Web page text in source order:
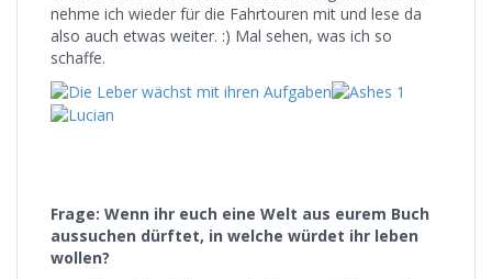
nehme ich wieder für die Fahrtouren mit und lese da
also auch etwas weiter. :) Mal sehen, was ich so
schaffe.
Frage: Wenn ihr euch eine Welt aus eurem Buch
aussuchen dürftet, in welche würdet ihr leben
wollen?